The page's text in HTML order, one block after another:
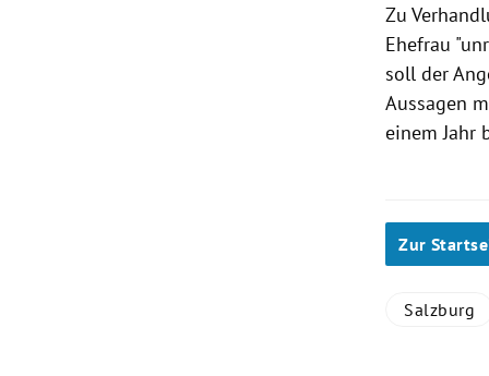
Zu
Ehefrau
soll der
Aussagen
einem Jahr
Zur
Salzburg